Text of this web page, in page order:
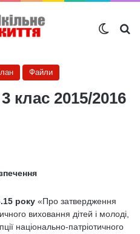
Файли
клас 2015/2016
року «Про затвердження
виховання дітей і молоді,
національно-патріотичного